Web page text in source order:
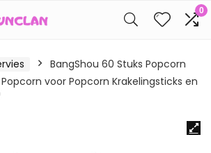
0
BangShou 60 Stuks Popcorn
voor Popcorn Krakelingsticks en